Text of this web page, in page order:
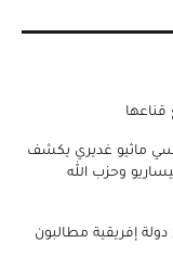
قناعها
ماثيو غديري يكشف
وحزب الله
تأشيرة الدخول للولايات المتحدة: مواطنو 30 دولة إفريقية مطالبون